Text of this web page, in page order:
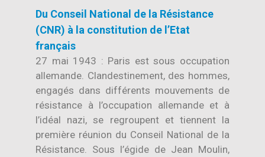
Du Conseil National de la Résistance
(CNR) à la constitution de l’Etat
français
27 mai 1943 : Paris est sous occupation
allemande. Clandestinement, des hommes,
engagés dans différents mouvements de
résistance à l’occupation allemande et à
l’idéal nazi, se regroupent et tiennent la
première réunion du Conseil National de la
Résistance. Sous l’égide de Jean Moulin,